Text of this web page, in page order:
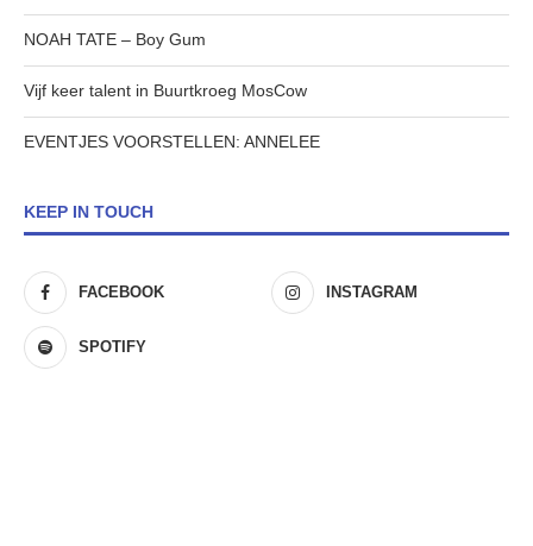
NOAH TATE – Boy Gum
Vijf keer talent in Buurtkroeg MosCow
EVENTJES VOORSTELLEN: ANNELEE
KEEP IN TOUCH
FACEBOOK INSTAGRAM
SPOTIFY